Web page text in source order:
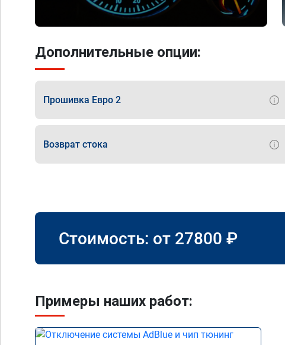
Дополнительные опции:
Прошивка Евро 2
Возврат стока
Стоимость: от 27800 ₽
Примеры наших работ: